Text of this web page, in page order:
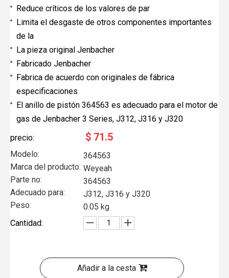
Reduce críticos de los valores de par
Limita el desgaste de otros componentes importantes
de la
La pieza original Jenbacher
Fabricado Jenbacher
Fabrica de acuerdo con originales de fábrica
especificaciones
El anillo de pistón 364563 es adecuado para el motor de
gas de Jenbacher 3 Series, J312, J316 y J320
precio:
$ 71.5
Modelo:
364563
Marca del producto: Weyeah
Parte no:
364563
Adecuado para:
J312, J316 y J320
Peso:
0.05 kg
Cantidad:
Añadir a la cesta